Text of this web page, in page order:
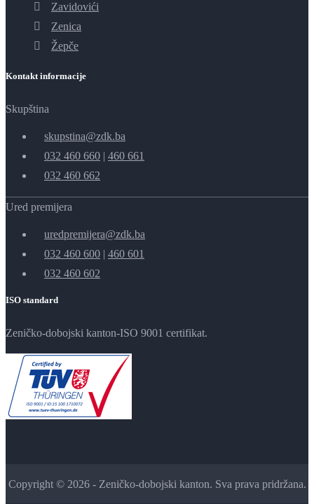
Zavidovići
Zenica
Žepče
Kontakt informacije
Skupština
skupstina@zdk.ba
032 460 660 | 460 661
032 460 662
Ured premijera
uredpremijera@zdk.ba
032 460 600 | 460 601
032 460 602
ISO standard
Zeničko-dobojski kanton-ISO 9001 certifikat.
Copyright © 2026 - Zeničko-dobojski kanton. Sva prava pridržana.